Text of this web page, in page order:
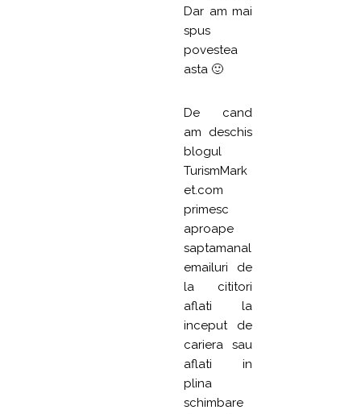
Dar am mai
spus
povestea
asta 🙂
De cand
am deschis
blogul
TurismMark
et.com
primesc
aproape
saptamanal
emailuri de
la cititori
aflati la
inceput de
cariera sau
aflati in
plina
schimbare